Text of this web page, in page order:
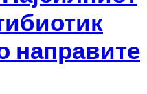
направите